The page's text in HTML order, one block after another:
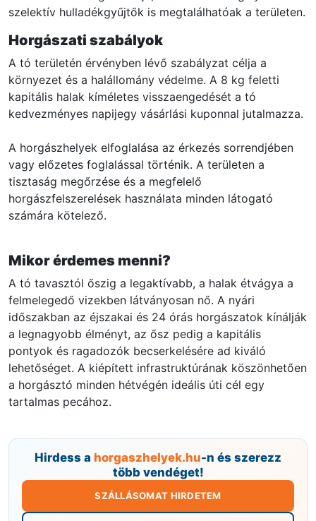
szelektív hulladékgyűjtők is megtalálhatóak a területen.
Horgászati szabályok
A tó területén érvényben lévő szabályzat célja a
környezet és a halállomány védelme. A 8 kg feletti
kapitális halak kíméletes visszaengedését a tó
kedvezményes napijegy vásárlási kuponnal jutalmazza.
A horgászhelyek elfoglalása az érkezés sorrendjében
vagy előzetes foglalással történik. A területen a
tisztaság megőrzése és a megfelelő
horgászfelszerelések használata minden látogató
számára kötelező.
Mikor érdemes menni?
A tó tavasztól őszig a legaktívabb, a halak étvágya a
felmelegedő vizekben látványosan nő. A nyári
időszakban az éjszakai és 24 órás horgászatok kínálják
a legnagyobb élményt, az ősz pedig a kapitális
pontyok és ragadozók becserkelésére ad kiváló
lehetőséget. A kiépített infrastruktúrának köszönhetően
a horgásztó minden hétvégén ideális úti cél egy
tartalmas pecához.
Hirdess a horgaszhelyek.hu-n és szerezz
több vendéget!
SZÁLLÁSOMAT HIRDETEM